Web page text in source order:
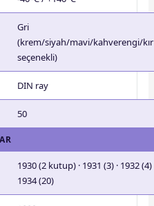
Gri
(krem/siyah/mavi/kahverengi/
seçenekli)
DIN ray
50
1930 (2 kutup) · 1931 (3) · 1932 (4)
1934 (20)